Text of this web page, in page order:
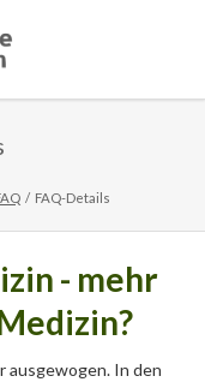
FAQ-Details
- mehr
ausgewogen. In den